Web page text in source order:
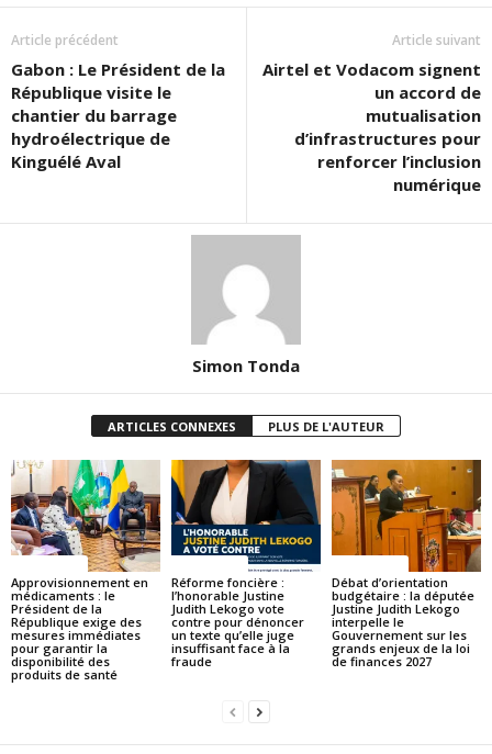
Article précédent
Gabon : Le Président de la
République visite le
chantier du barrage
hydroélectrique de
Kinguélé Aval
Article suivant
Airtel et Vodacom signent
un accord de
mutualisation
d’infrastructures pour
renforcer l’inclusion
numérique
Simon Tonda
ARTICLES CONNEXES PLUS DE L'AUTEUR
Approvisionnement en
médicaments : le
Président de la
République exige des
mesures immédiates
pour garantir la
disponibilité des
produits de santé
Réforme foncière :
l’honorable Justine
Judith Lekogo vote
contre pour dénoncer
un texte qu’elle juge
insuffisant face à la
fraude
Débat d’orientation
budgétaire : la députée
Justine Judith Lekogo
interpelle le
Gouvernement sur les
grands enjeux de la loi
de finances 2027